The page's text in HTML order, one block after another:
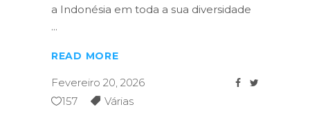
a Indonésia em toda a sua diversidade
READ MORE
Fevereiro 20, 2026
157
Várias